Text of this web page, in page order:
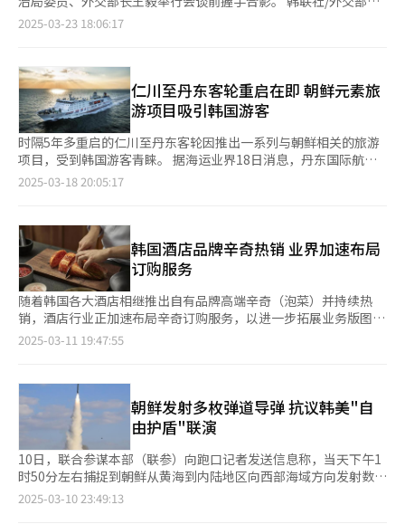
至2023年期间，韩国稳定保持在第6位；而2024年，韩国的排名进
韩国（0.1656）等紧随其后。英国（0.1785）、法国（0.1878）
和日本（0.1839）分别位列第6至8位，而朝鲜则以0.6016的指数
排名第34位。在GFP评估的145个国家中，不丹（6.3934）、贝宁
（4.3156）和中非共和国（4.2347）的指数位列末尾，军事实力相
对较弱。 朝鲜的GFP排名从去年的第36位上升2个名次，GFP高度
评价了朝鲜陆军坦克、自行火炮、多管火箭炮系统，还对空军战斗
机、海军巡逻艇、潜水艇、自由舰数量也给予了高分。从整体上
看，相较于武器性能，压倒性的数量获得了国际认可。具体而言，
余门多管火箭炮、100余枚地对地导弹、420余艘海军主战舰艇、
250余艘登陆舰、20余艘水雷战舰、40余艘支援舰以及70余艘潜艇
等。此外，朝鲜的陆军和空军可动用兵力分别为137万人和6万
人，位居全球第6位。 韩国的军事实力在多个领域也表现突出。韩
国现役军人数量达60万人，位居全球第9位；预备军人数量高达
310万人，位列全球第2位。在武器装备方面，韩国拥有1592架军
用飞机（全球第5位）、807架直升机（全球第5位）、236辆坦克
（全球第9位）、3270门自行火炮及4400门牵引火箭炮（全球第2
位。 在评估一个国家的军事实力时，国防预算、国防产业能力以
及经济实力等综合国力指标同样至关重要。兰德公司高级国防研究
员布鲁斯·贝内特（Bruce Bennett）指出：“如果排除核武器因
素，朝鲜在常规战争中难以战胜韩国。但如果将核武器纳入考量，
其军事排名将显著上升。”然而，洛威研究所（Lowy Institute）
也强调：“尽管朝鲜因拥有核武器而自豪，但其整体国家实力仍显
脆弱，尤其是在未来发展趋势和对外经济关系方面，朝鲜的表现几
调查于2024年11月29日至12月27日以在线问卷形式进行，覆盖全
球28个国家，面向2.64万名曾接触韩国文化内容的海外受访者。其
体落实，并为相关产业提供制度保障。未来还计划举办三场韩流综
合博览会，并在阿联酋迪拜设立常设韩流宣传馆，进一步扩大韩流
在全球的影响力。 电影《寄生虫》剧照【图片来源 釜山国际电影
节】
的“戴维营三国峰会”上达成安全合作协议。韩美日三国合作加强
的同时，韩国国内舆论一度将其形容为“准同盟关系”。 然而，
时，由于韩国加入针对俄罗斯的国际制裁，韩俄关系降至冰点。俄
乌冲突期间，朝鲜向俄罗斯提供军事支援，进一步促使朝俄关系迈
向准军事同盟。 此外，2024年美国总统选举中，特朗普再次当
选，给韩美关系增添不确定性。特朗普政府倾向于采取孤立主义政
策，动摇美欧关系，并可能在贸易问题上向各国施压。在全球主要
领导人纷纷与特朗普政府进行外交协调时，韩国因尹锡悦遭罢免而
缺席国际外交舞台，这被认为是韩国在全球事务中的一大损失。
党则可能在即将到来的国会选举中进一步扩大影响力。此外，外
交、经济和社会改革政策可能面临调整，韩国未来走向仍存诸多变
数。 【图片来源 韩联社】
地华人及韩侨的文化交流，发挥民间文化使节的作用。 此外，代
表团还在27日前往大连韩国国际学校，李熙玩次官为130多名学生
座介绍独立有功者的献身精神，强调爱国主义教育，并鼓励年轻一
代继承先烈遗志。 此次韩国政府高规格出席安重根义士殉国115周
年追悼仪式，不仅是对义士精神的致敬，也凸显出中韩在历史记忆
上的共同关注，对于两国关系的发展具有积极意义。与此同时，26
日上午10时，在韩国首尔中区安重根义士纪念馆也举行由安重根义
士崇慕会主办的追悼仪式。韩国国家报勋部长官姜贞爱、安重根义
士崇慕会理事长金滉植，以及独立有功者遗属、崇慕会员等200余
人出席仪式。 朝鲜半岛近代著名独立运动家安重根义士1879年9月
创办三兴学校和敦义学校，致力于培养民族意识，振兴国民教育。
当祖国沦为日本帝国主义殖民地后，安重根再度远赴海外，与李范
奭等志士共同组建抗日义兵部队。1908年，他被推举为义兵将
领，在咸镜北道一带率部与日军展开殊死战斗。此后，他辗转俄罗
斯符拉迪沃斯托克，与义军同袍共议独立大计，并于1909年断指
盟誓，立下"为国捐躯"的誓言。 1909年9月，安重根在符拉迪沃斯
托克获悉伊藤博文将访问哈尔滨的消息后，决定采取暗杀行动，以
枪，成功击毙了朝鲜半岛殖民化的罪魁祸首。当场被捕时，他高
呼"大韩独立万岁"，声震寰宇。 安重根先被俄国宪兵羁押，后引
渡至日本总领事馆，最终关押在旅顺日俄监狱。在长达五个月的审
讯和羁押期间，他慷慨陈词，痛斥日本侵略罪行，并撰写了《东洋
和平论》，系统阐述了韩国完全独立与东亚和平的重要性，同时历
数伊藤博文的十五大罪状。 安重根于1910年3月26日殉国，年仅
31岁。为表彰其崇高的爱国精神，韩国政府于1962年追授其建国
娱乐形式，具有独特的全球市场优势。通过此次收购，我们将整合
Platform934的专业经验与中国市场资源，打造涵盖魔术演出、内
推出魔术演出，并借助现有玩具业务渠道，开发魔术道具及周边产
品，实现业务协同。 值得注意的是，这并非恒盛集团首次进行跨
界布局。早在2023年，恒盛集团就通过子公司HS Beauty成功进军
美妆行业。目前，HS Beauty已在天猫、京东等中国主流电商平台
建立起完善的品牌矩阵，成功运营朝鲜美女、Graymelin、
BEAUADD等多个韩国知名美妆品牌，市场表现持续向好。 业内人
士分析指出，此次收购展现了恒盛集团从传统制造业向文化娱乐产
业转型的战略决心。凭借中国庞大的消费市场和Platform934的专
点，进一步提升盈利能力。未来，公司或将持续通过并购整合，进
一步完善其在娱乐产业的全球化布局。 位于中国福建省晋江市龙
湖梧坑工业区的恒盛集团本部【图片来源 恒盛集团】
图（图片严禁转载复制）【图片提供 韩联社】 21日，韩国外交部
努力修复韩中文化交流，提高两国国民之间的相互理解，为进一步
促进两国实质性合作创造机遇。双方还商定搞活包括人员往来在内
的各领域交流。 两国外长高度评价称，自去年5月韩中日领导人会
议以来，韩中关系保持良好发展势头。双方一致认为，相互支持两
国今明两年分别举办的亚太经合组织（APEC）峰会，基于此共识
深化交流与合作。 双方就中国国家主席习近平出席今年下半年在
庆州举办的APEC峰会的相关事宜进行了讨论，并商定携手努力，
促成习近平主席访韩，为两国关系的发展创造新的转机，进而收获
资谈判，为深化韩中经济合作保持紧密沟通。 赵兑烈表示，在国
际局势不确定性日益加剧的情况下，韩方希望中方在韩半岛问题上
发挥建设性作用，引导朝鲜停止挑衅并走向无核化道路。王毅回应
称，中方在韩半岛问题上的立场不变，今后仍将发挥建设性作用。
另就中方在韩中暂定措施水域（PMZ）设置构筑物问题，赵兑烈
说，韩方在西部海域的正当合法海洋权益不能受中方活动的影响。
王毅就此表示，两国应在相互尊重海洋权益的基础上继续保持沟
通。
2025-03-23 18:06:17
仁川至丹东客轮重启在即 朝鲜元素旅
游项目吸引韩国游客
时隔5年多重启的仁川至丹东客轮因推出一系列与朝鲜相关的旅游
项目，受到韩国游客青睐。 据海运业界18日消息，丹东国际航运
有限公司近期接到大量来自韩中两国旅行社及游客有关搭乘“东方
2020年1月起中断，时隔5年3个多月将于下月20日重启。海运界认
为，由于客运服务时隔多年重新恢复，且目前仁川与丹东之间尚未
开通直飞航班，两地间的出行需求大量积压。 “东方明珠8号”的
经济舱（6人室）为单程15万韩元（约合人民币750元）、往返27
万韩元，在6月13日之前预约可享受30-40%的折扣。全程15小
时，每周一、三、五下午5点半从仁川出发，在船上住宿一晚后次
日上午9点可抵达丹东开始观光日程。 丹东国际航运公司统计称，
仅5月的团队旅行预订人数将达到3800人，其中韩国籍乘客2800
上限1500人。 与飞机相比，客轮的行驶时间较长，乘客多以中国
人为主，但前往丹东的航线韩国乘客反而更多。 由于丹东位于与
朝鲜接壤地区，境内长白山、鸭绿江等朝鲜元素旅游路线吸引韩国
游客关注。丹东国际航运公司负责人表示，由于仁川尚未开通直飞
丹东的航班，游客需前往大连或沈阳，再换乘火车或大巴前往丹
东，乘坐客轮可夕发朝至，因此受到旅行社和游客的欢迎。 仁川
港湾公社（IPA）预计，随着丹东航线的恢复，仁川港国际客运码
头接待人数也将增加，因此加强了对码头和船舶靠岸设施的安全检
2025-03-18 20:05:17
韩国酒店品牌辛奇热销 业界加速布局
订购服务
随着韩国各大酒店相继推出自有品牌高端辛奇（泡菜）并持续热
销，酒店行业正加速布局辛奇订购服务，以进一步拓展业务版图。
据韩国酒店行业11日消息，朝鲜酒店度假村于本月7日正式推出定
配送周期。 值得一提的是，该服务特别推出季节性定制套餐，以
满足消费者对时令美食的需求。以夏季套餐为例，包含白菜辛奇、
白萝卜辛奇及嫩萝卜辛奇等适合夏季食用的品种，充分满足消费者
的多样化需求。朝鲜酒店度假村相关负责人表示，近年来辛奇销售
额持续攀升，去年酒店辛奇业务收入同比增长46%，稳定的客户群
体是推出订购服务的重要基础。 在市场需求的推动下，多家高端
酒店纷纷进军辛奇市场。天堂酒店度假村自去年10月推出辛奇业务
以来，其主打产品“整颗白菜辛奇”市场反响热烈，上市四个月内
2025-03-11 19:47:55
朝鲜发射多枚弹道导弹 抗议韩美"自
由护盾"联演
10日，联合参谋本部（联参）向跑口记者发送信息称，当天下午1
时50分左右捕捉到朝鲜从黄海到内陆地区向西部海域方向发射数枚
弹道导弹。韩军在加强监视和警戒的同时，与美方紧密协作保持万
2025-03-10 23:49:13